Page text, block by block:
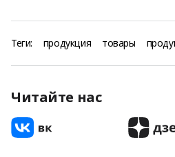
Теги: продукция товары
Читайте нас